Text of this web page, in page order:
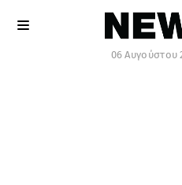
06 Αυγούστου